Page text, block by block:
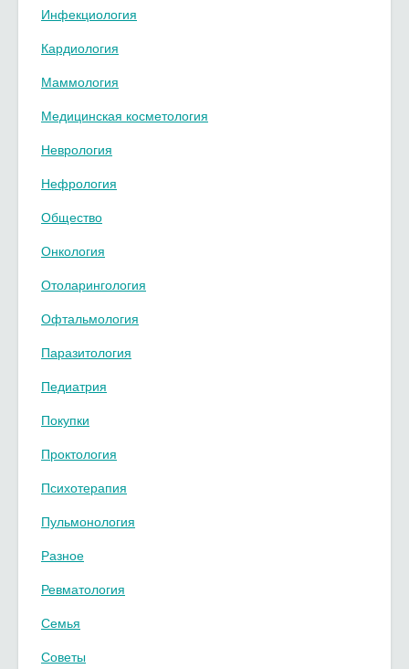
Инфекциология
Кардиология
Маммология
Медицинская косметология
Неврология
Нефрология
Общество
Онкология
Отоларингология
Офтальмология
Паразитология
Педиатрия
Покупки
Проктология
Психотерапия
Пульмонология
Разное
Ревматология
Семья
Советы